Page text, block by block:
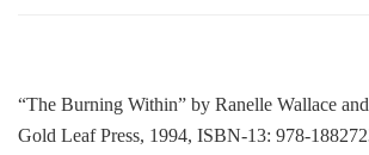
“The Burning Within” by Ranelle Wallace
Gold Leaf Press, 1994, ISBN-13: 978-